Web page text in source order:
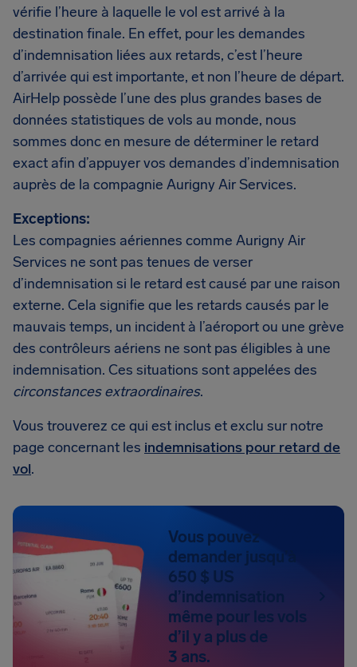
vérifie l’heure à laquelle le vol est arrivé à la
destination finale. En effet, pour les demandes
d’indemnisation liées aux retards, c’est l’heure
d’arrivée qui est importante, et non l’heure de départ.
AirHelp possède l’une des plus grandes bases de
données statistiques de vols au monde, nous
sommes donc en mesure de déterminer le retard
exact afin d’appuyer vos demandes d’indemnisation
auprès de la compagnie Aurigny Air Services.
Exceptions:
Les compagnies aériennes comme Aurigny Air
Services ne sont pas tenues de verser
d’indemnisation si le retard est causé par une raison
externe. Cela signifie que les retards causés par le
mauvais temps, un incident à l’aéroport ou une grève
des contrôleurs aériens ne sont pas éligibles à une
indemnisation. Ces situations sont appelées des
circonstances extraordinaires.
Vous trouverez ce qui est inclus et exclu sur notre
page concernant les indemnisations pour retard de
vol.
Vous pouvez
demander jusqu’à
650 $ US
d’indemnisation
même pour les vols
d’il y a plus de
3 ans.